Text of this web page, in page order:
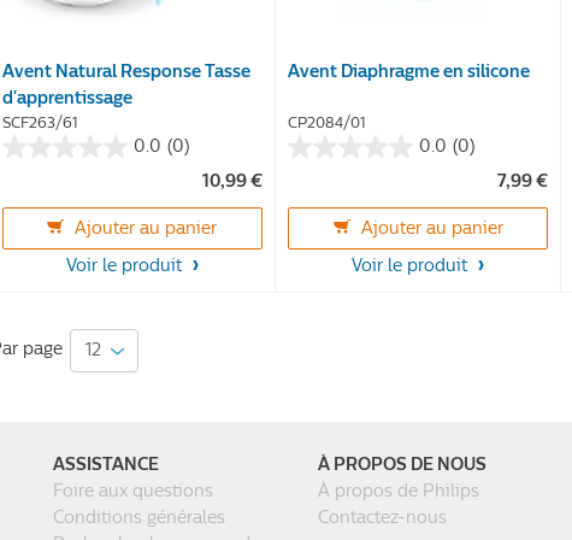
Avent Natural Response Tasse
d'apprentissage
SCF263/61
0.0 (0)
5
étoiles.
10,99 €
Ajouter au panier
Voir le produit
Avent Diaphragme en silicone
CP2084/01
0.0 (0)
5
étoiles.
7,99 €
Ajouter au panier
Voir le produit
page
ASSISTANCE
Foire aux questions
Conditions générales
À PROPOS DE NOUS
À propos de Philips
Contactez-nous